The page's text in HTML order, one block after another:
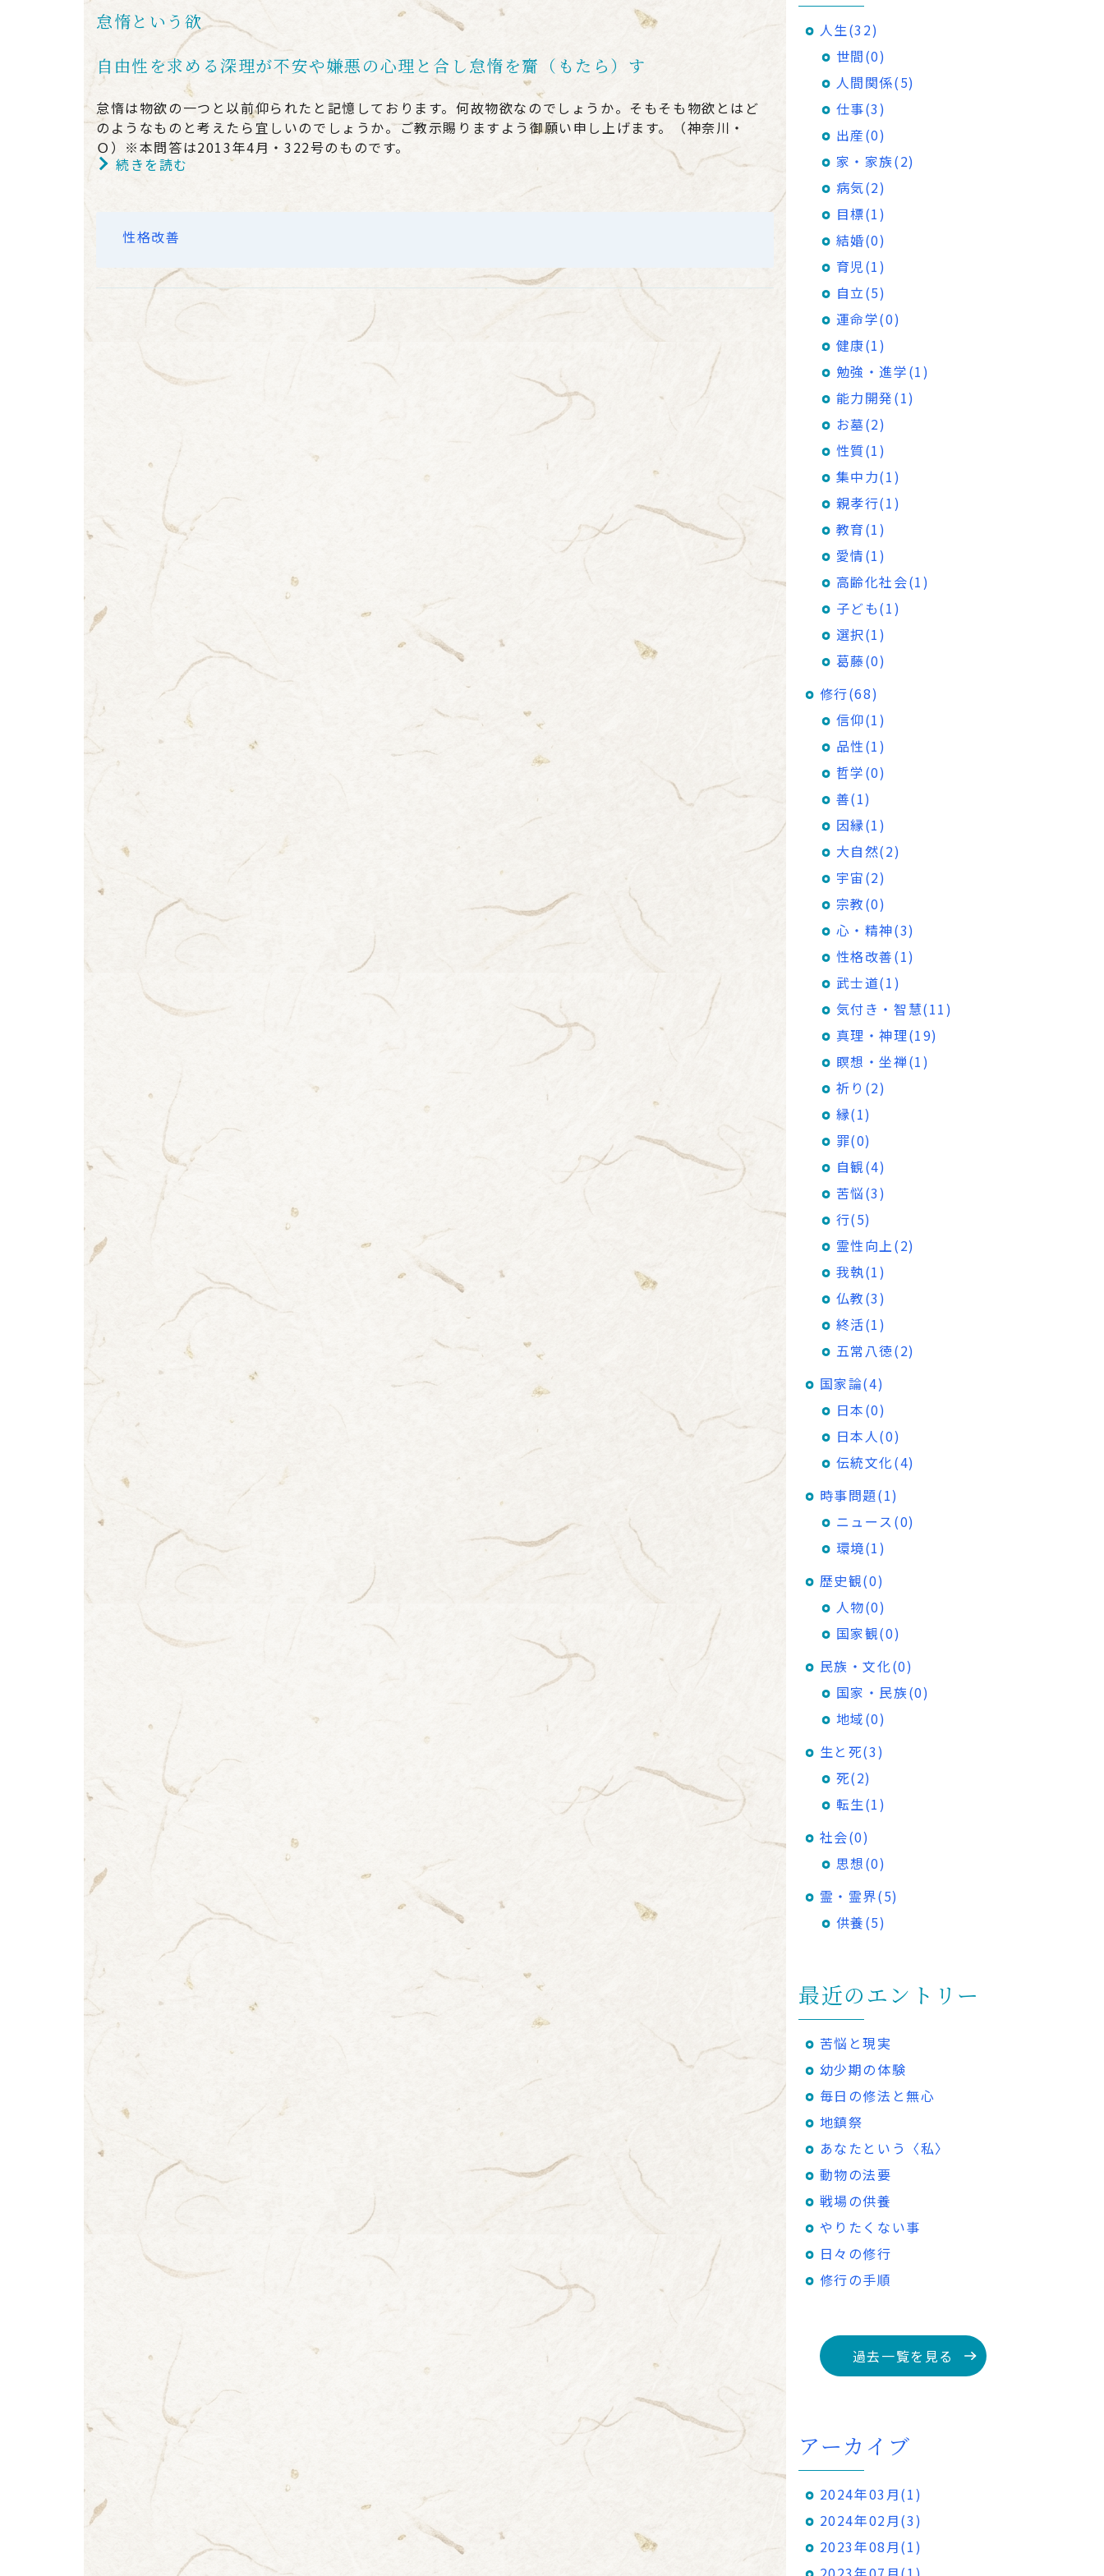
怠惰という欲
自由性を求める深理が不安や嫌悪の心理と合し怠惰を齎（もたら）す
怠惰は物欲の一つと以前仰られたと記憶しております。何故物欲なのでしょうか。そもそも物欲とはど
のようなものと考えたら宜しいのでしょうか。ご教示賜りますよう御願い申し上げます。（神奈川・
Ｏ）※本問答は2013年4月・322号のものです。
続きを読む
性格改善
人生(32)
世間(0)
人間関係(5)
仕事(3)
出産(0)
家・家族(2)
病気(2)
目標(1)
結婚(0)
育児(1)
自立(5)
運命学(0)
健康(1)
勉強・進学(1)
能力開発(1)
お墓(2)
性質(1)
集中力(1)
親孝行(1)
教育(1)
愛情(1)
高齢化社会(1)
子ども(1)
選択(1)
葛藤(0)
修行(68)
信仰(1)
品性(1)
哲学(0)
善(1)
因縁(1)
大自然(2)
宇宙(2)
宗教(0)
心・精神(3)
性格改善(1)
武士道(1)
気付き・智慧(11)
真理・神理(19)
瞑想・坐禅(1)
祈り(2)
縁(1)
罪(0)
自観(4)
苦悩(3)
行(5)
霊性向上(2)
我執(1)
仏教(3)
終活(1)
五常八徳(2)
国家論(4)
日本(0)
日本人(0)
伝統文化(4)
時事問題(1)
ニュース(0)
環境(1)
歴史観(0)
人物(0)
国家観(0)
民族・文化(0)
国家・民族(0)
地域(0)
生と死(3)
死(2)
転生(1)
社会(0)
思想(0)
霊・霊界(5)
供養(5)
最近のエントリー
苦悩と現実
幼少期の体験
毎日の修法と無心
地鎮祭
あなたという〈私〉
動物の法要
戦場の供養
やりたくない事
日々の修行
修行の手順
過去一覧を見る
アーカイブ
2024年03月(1)
2024年02月(3)
2023年08月(1)